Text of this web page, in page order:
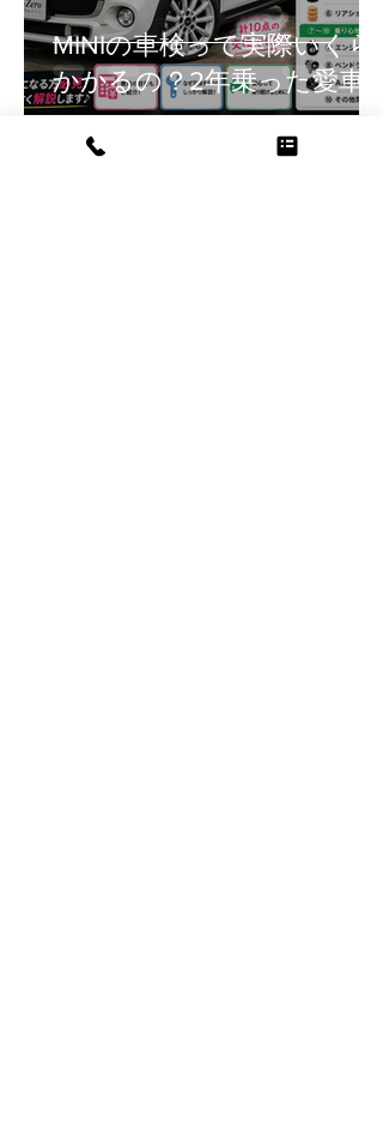
MINIの車検って実際いくら
かかるの？2年乗った愛車
のリアルな交換部品をご紹
介！